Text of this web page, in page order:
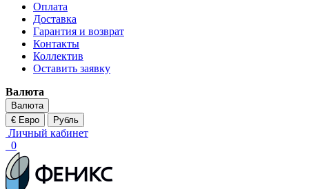
Оплата
Доставка
Гарантия и возврат
Контакты
Коллектив
Оставить заявку
Валюта
Валюта
€ Евро
Рубль
Личный кабинет
0